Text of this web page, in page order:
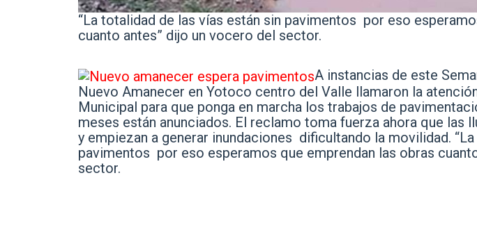
“La totalidad de las vías están sin pavimentos por eso
cuanto antes” dijo un vocero del sector.
A instancias de este
Nuevo Amanecer en Yotoco centro del Valle llamaron la
Municipal para que ponga en marcha los trabajos de
meses están anunciados. El reclamo toma fuerza ahora que las
y empiezan a generar inundaciones dificultando la movilidad.
pavimentos por eso esperamos que emprendan las obras
sector.